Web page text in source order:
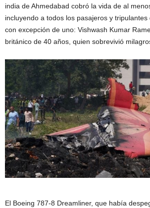
india de Ahmedabad cobró la vida de al
incluyendo a todos los pasajeros y tripulantes
con excepción de uno: Vishwash Kumar
británico de 40 años, quien sobrevivió
El Boeing 787-8 Dreamliner, que había